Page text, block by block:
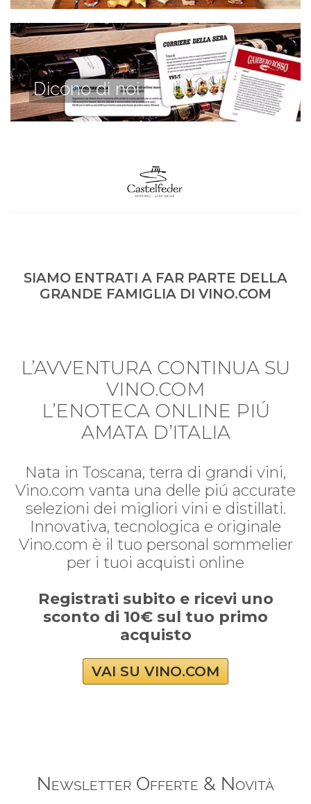
Dicono di noi
SIAMO ENTRATI A FAR PARTE DELLA
GRANDE FAMIGLIA DI VINO.COM
L’AVVENTURA CONTINUA SU
VINO.COM
L’ENOTECA ONLINE PIÚ
AMATA D’ITALIA
Nata in Toscana, terra di grandi vini,
Vino.com vanta una delle piú accurate
selezioni dei migliori vini e distillati.
Innovativa, tecnologica e originale
Vino.com è il tuo personal sommelier
per i tuoi acquisti online
Registrati subito e ricevi uno
sconto di 10€ sul tuo primo
acquisto
VAI SU VINO.COM
Newsletter Offerte & Novità